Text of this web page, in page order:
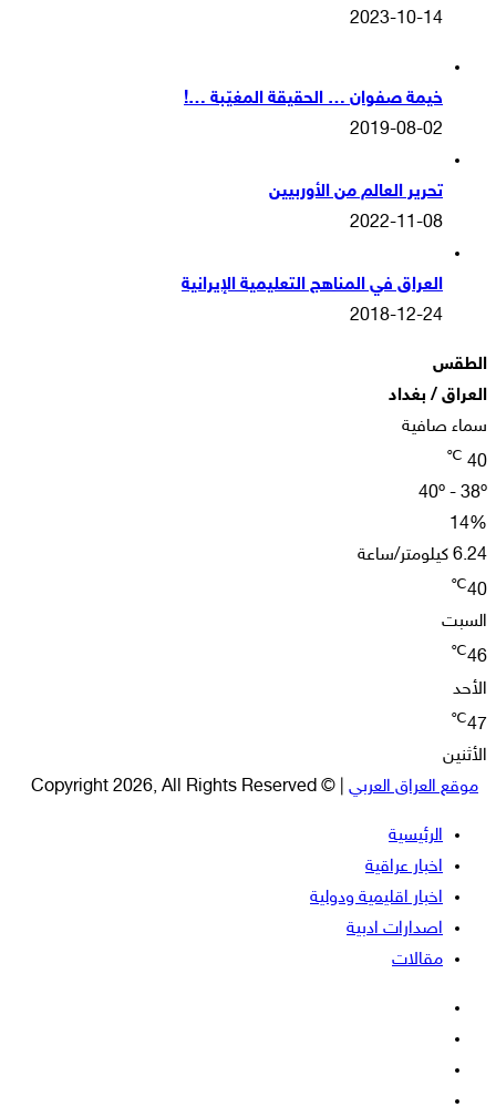
2023-10-14
خيمة صفوان … الحقيقة المغيّبة …!
2019-08-02
تحرير العالم من الأوربيين
2022-11-08
العراق في المناهج التعليمية الإيرانية
2018-12-24
الطقس
العراق / بغداد
سماء صافية
40
℃
40º - 38º
14%
6.24 كيلومتر/ساعة
40
℃
السبت
46
℃
الأحد
47
℃
الأثنين
موقع العراق العربي | © Copyright 2026, All Rights Reserved
الرئيسية
اخبار عراقية
اخبار اقليمية ودولية
اصدارات ادبية
مقالات